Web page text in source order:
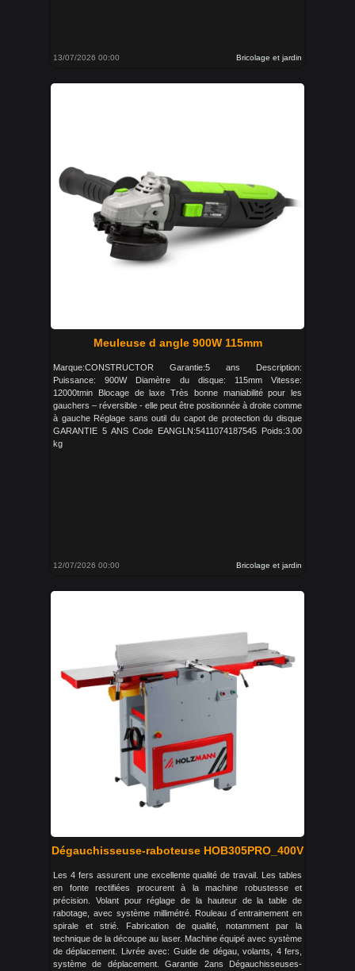
13/07/2026 00:00 Bricolage et jardin
Meuleuse d angle 900W 115mm
Marque:CONSTRUCTOR Garantie:5 ans Description:
Puissance: 900W Diamètre du disque: 115mm Vitesse:
12000tmin Blocage de laxe Très bonne maniabilité pour les
gauchers – réversible - elle peut être positionnée à droite comme
à gauche Réglage sans outil du capot de protection du disque
GARANTIE 5 ANS Code EANGLN:5411074187545 Poids:3.00
kg
12/07/2026 00:00 Bricolage et jardin
Dégauchisseuse-raboteuse HOB305PRO_400V
Les 4 fers assurent une excellente qualité de travail. Les tables
en fonte rectifiées procurent à la machine robustesse et
précision. Volant pour réglage de la hauteur de la table de
rabotage, avec système millimétré. Rouleau d´entrainement en
spirale et strié. Fabrication de qualité, notamment par la
technique de la découpe au laser. Machine équipé avec système
de déplacement. Livrée avec: Guide de dégau, volants, 4 fers,
système de déplacement. Garantie 2ans Dégauchisseuses-